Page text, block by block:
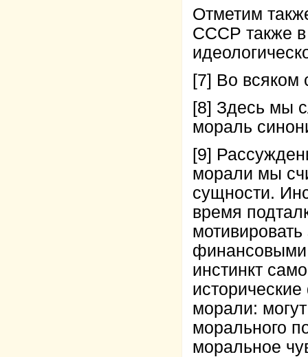
Отметим
СССР также в
[7] Во всяком
[8] Здесь мы
мораль
[9]
морали мы
сущности.
время
финансовыми
инстинкт
морали:
морального
моральное